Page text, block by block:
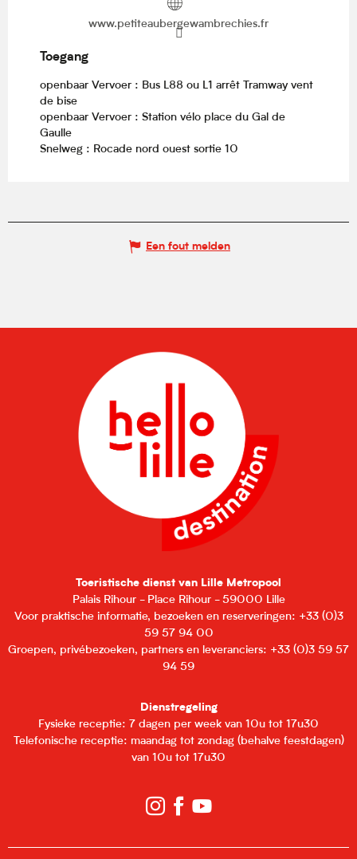
www.petiteaubergewambrechies.fr
Toegang
Toegang
openbaar Vervoer : Bus L88 ou L1 arrêt Tramway vent
de bise
openbaar Vervoer : Station vélo place du Gal de
Gaulle
Snelweg : Rocade nord ouest sortie 10
Een fout melden
Toeristische dienst van Lille Metropool
Palais Rihour - Place Rihour - 59000 Lille
Voor praktische informatie, bezoeken en reserveringen: +33 (0)3
59 57 94 00
Groepen, privébezoeken, partners en leveranciers: +33 (0)3 59 57
94 59
Dienstregeling
Fysieke receptie: 7 dagen per week van 10u tot 17u30
Telefonische receptie: maandag tot zondag (behalve feestdagen)
van 10u tot 17u30